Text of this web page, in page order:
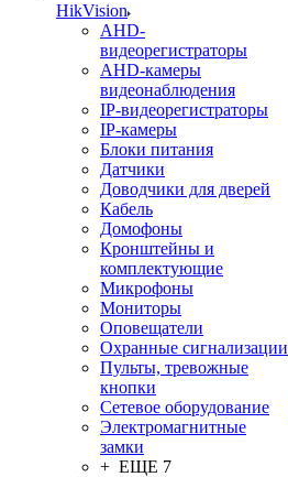
HikVision
AHD-
видеорегистраторы
AHD-камеры
видеонаблюдения
IP-видеорегистраторы
IP-камеры
Блоки питания
Датчики
Доводчики для дверей
Кабель
Домофоны
Кронштейны и
комплектующие
Микрофоны
Мониторы
Оповещатели
Охранные сигнализации
Пульты, тревожные
кнопки
Сетевое оборудование
Электромагнитные
замки
+ ЕЩЕ 7